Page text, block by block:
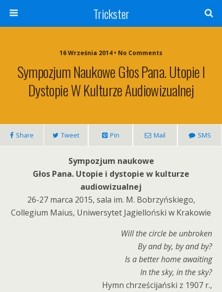
Trickster
16 Września 2014 • No Comments
Sympozjum Naukowe Głos Pana. Utopie I
Dystopie W Kulturze Audiowizualnej
Share Tweet Pin Mail SMS
Sympozjum naukowe
Głos Pana. Utopie i dystopie w kulturze
audiowizualnej
26-27 marca 2015, sala im. M. Bobrzyńskiego,
Collegium Maius, Uniwersytet Jagielloński w Krakowie
Will the circle be unbroken
By and by, by and by?
Is a better home awaiting
In the sky, in the sky?
Hymn chrześcijański z 1907 r.,